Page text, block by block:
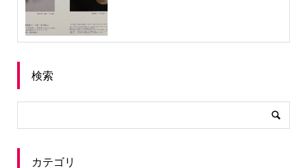
検索
カテゴリ